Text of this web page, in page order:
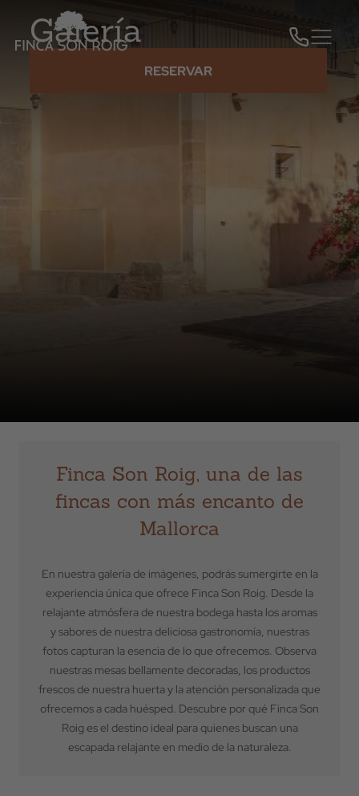
Galería
RESERVAR
Finca Son Roig, una de las
fincas con más encanto de
Mallorca
En nuestra galería de imágenes, podrás sumergirte en la
experiencia única que ofrece Finca Son Roig. Desde la
relajante atmósfera de nuestra bodega hasta los aromas
y sabores de nuestra deliciosa gastronomía, nuestras
fotos capturan la esencia de lo que ofrecemos. Observa
nuestras mesas bellamente decoradas, los productos
frescos de nuestra huerta y la atención personalizada que
ofrecemos a cada huésped. Descubre por qué Finca Son
Roig es el destino ideal para quienes buscan una
escapada relajante en medio de la naturaleza.